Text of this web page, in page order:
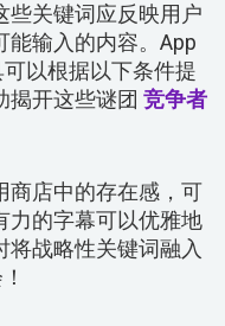
些关键词应反映用户
能输入的内容。App
以根据以下条件提
揭开这些谜团 竞争者
商店中的存在感，可
力的字幕可以优雅地
战略性关键词融入